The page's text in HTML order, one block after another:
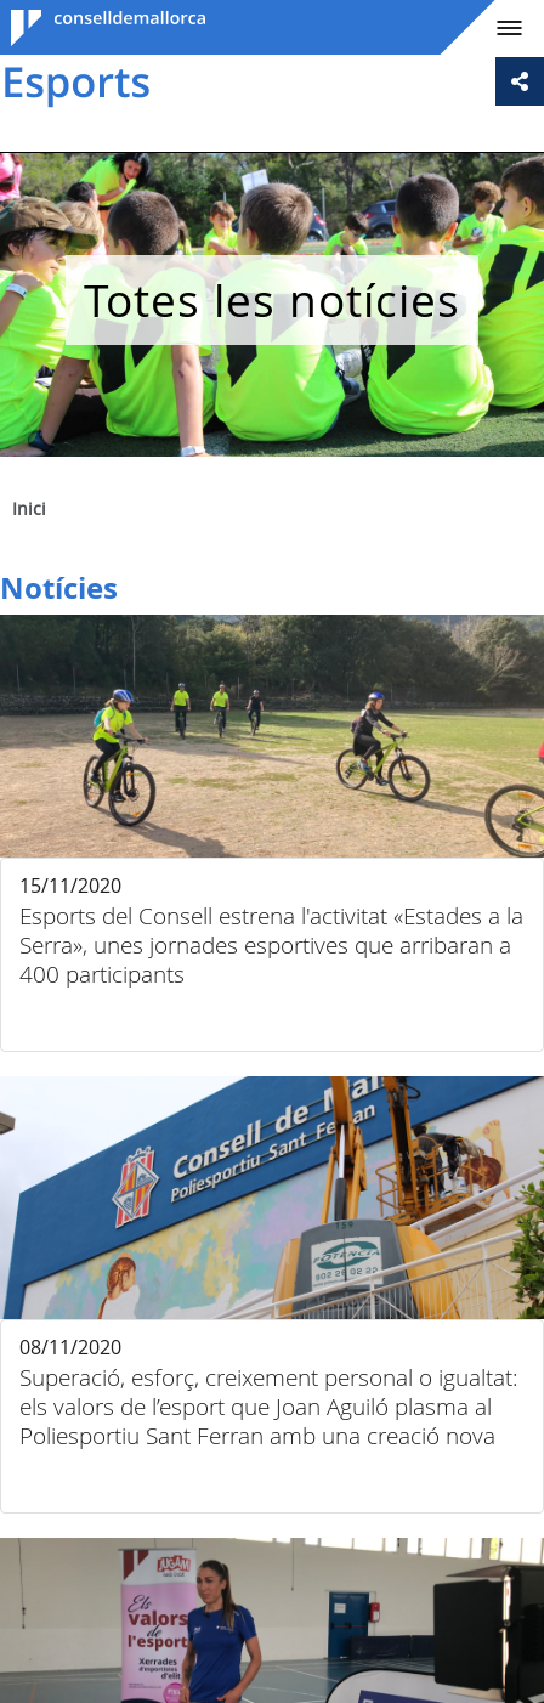
Consell de
Mallorca
Totes les notícies
Inici
Notícies
Esports del Consell estrena l'activitat «Estades a la
Serra», unes jornades esportives que arribaran a
400 participants
15/11/2020
Superació, esforç, creixement personal o igualtat:
els valors de l’esport que Joan Aguiló plasma al
Poliesportiu Sant Ferran amb una creació nova
08/11/2020